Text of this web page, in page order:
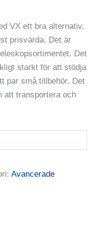
VX ett bra alternativ.
prisvärda. Det är
Det
starkt för att stödja
par små tillbehör. Det
att transportera och
Avancerade